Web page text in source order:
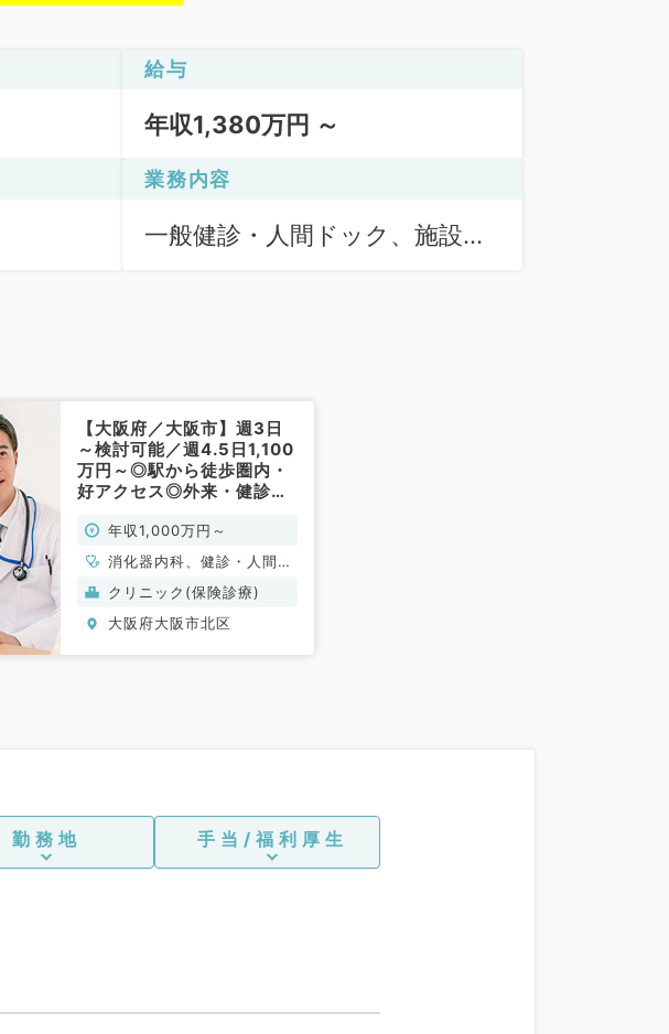
給与
年収1,380万円 ～
業務内容
一般健診・人間ドック、施設管
【大阪府／大阪市】週3日
～検討可能／週4.5日1,100
万円～◎駅から徒歩圏内・
好アクセス◎外来・健診業
す（消化器内科／常勤）
年収1,000万円～
消化器内科、健診・人間ド
ック
クリニック(保険診療)
大阪府大阪市北区
勤務地 手当/福利厚生